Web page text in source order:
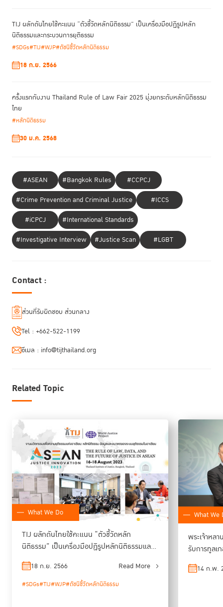
จากคะแนนเต็ม 1 คะแนน จัดอยู่ในอันดับที่ 82 จาก 142 ประเทศทั่วโลก
ถดถอยลงจากปี 2565 ที่ได้คะแนน 0.50 และต่ำที่สุด นับตั้งแต่ปี 2558 ที่
ประเทศไทยเข้าสู่การสำรวจ เมื่อเจาะลึกพบว่า การบังคับใช้กฎหมาย การ
ปราศจากคอร์รัปชัน และประสิทธิภาพของกระบวนการยุติธรรมทางอาญา เป็น
3 ตัวชี้วัดที่ประเทศไทยได้คะแนนน้อยกว่าค่าเฉลี่ยโลกและค่าเฉลี่ยในระดับ
รัฐบาลประกาศฟื้นฟูหลักนิติธรรมเป็นวาระแห่งชาติ
นับเป็นจุดเริ่มต้นที่ดีของประเทศไทย เมื่อฝ่ายบริหารประเทศแถลงนโยบายต่อ
บริหารราชการแผ่นดินในระบอบประชาธิปไตยอันมีพระมหากษัตริย์ทรงเป็น
ถือเป็นการลงทุนในโครงสร้างพื้นฐานทางความคิดและสังคมที่สําคัญของ
ประเทศ เป็นการลงทุนทําให้ประเทศไทยมีหลักนิติธรรมที่น่าเชื่อถือที่ใช้งบ
ประมาณของรัฐน้อยที่สุด แต่ได้ประสิทธิภาพมากที่สุดในการพัฒนาประเทศ”
คุณเศรษฐา ทวีสิน นายกรัฐมนตรี และรัฐมนตรีว่าการกระทรวงการคลัง
ได้ส่งสาสน์มาร่วมแสดงวิสัยทัศน์ในการฟื้นฟูหลักนิติธรรมให้เป็นวาระแห่งชาติ
ผ่านเวทีสาธารณะครั้งนี้ว่า หลักนิติธรรมถูกพูดถึงในเวทีโลกโดยสหประชาชาติ
ว่ามีความสำคัญและควรบรรจุไว้เป็นเป้าหมายหนึ่งของเป้าหมายการพัฒนาที่
เกิดขึ้นอย่างเป็นรูปธรรม ชัดเจน และต่อเนื่องไปในอนาคต
ในวันนี้ รัฐบาลได้รับเกียรติจาก WJP องค์กรนานาชาติที่สำคัญอีกแห่งหนึ่ง
นอกเหนือจากสหประชาชาติ มาทำให้หลักนิติธรรมสามารถกำหนดประเด็นที่
เป็นรูปธรรม จับต้องได้ วัดผลได้ ด้วยการสำรวจค่าคะแนนดัชนีชี้วัดหลัก
นิติธรรมเป็นประจำทุกปี ซึ่งจะกลายเป็นผลตอบรับกลับมาหาหน่วยงานรัฐและ
หน่วยงานอื่น ๆ เพื่อสะท้อนถึงเสียงของประชาชนและองค์กรชั้นนำอีกมากมาย
บริษัทยักษ์ใหญ่ระดับโลก
เป็นธรรม อีกด้านหนึ่ง การมีหลักนิติธรรมจะเป็นหนึ่งในกลไกสำคัญที่ช่วยขจัด
กล้าที่จะร้องเรียน เป็นการสนับสนุนการป้องกันและปราบปรามการคอร์รัปชันไป
พร้อม ๆ กัน
อีกประเด็นที่ช่วยเสริมความโปร่งใสได้ คือการนำเทคโนโลยี Open
Governmentมาเสริมความโปร่งใสให้กับส่วนราชการ ซึ่งรัฐบาลจะให้ความ
สำคัญต่อการวางโครงสร้างพื้นฐานด้านข้อมูลและการเปิดชุดข้อมูลของหน่วย
งานรัฐที่ทำให้เข้าถึงได้แบบ Open Data ทำให้ประชาชนทุกคนเข้าถึง วิเคราะห์
และสะท้อนเสียงกลับมา เปรียบเสมือนการเป็นหุ้นส่วนกับภาครัฐในการพัฒนา
“การทำงานเพื่อพัฒนาหลักนิติธรรมให้มีประสิทธิภาพนั้นเป็นเรื่องที่ยาก
ต้องดำเนินการอย่างต่อเนื่อง และต้องใช้เวลา แต่วันนี้เราได้เริ่มทำแล้ว เริ่ม
จุดประกายให้เกิดขึ้นได้ ขอให้เวทีในวันนี้ประสบความสำเร็จ ทำให้ทุกภาคส่วน
ฟื้นฟูหลักนิติธรรมไปด้วยกัน”
กระทรวงยุติธรรม… ขับเคลื่อนความยุติธรรมนำประเทศ
TIJ ผลักดันไทยใช้คะแนน “ตัวชี้วัดหลักนิติธรรม” เป็นเครื่องมือปฏิรูปหลัก
นิติธรรมและกระบวนการยุติธรรม
#SDGs#TIJ#WJP#ดัชนีชี้วัดหลักนิติธรรม
18 ก.ย. 2566
ครั้งแรกกับงาน Thailand Rule of Law Fair 2025 มุ่งยกระดับหลักนิติธรรม
ไทย
#หลักนิติธรรม
30 ม.ค. 2568
#ASEAN #Bangkok Rules
#CCPCJ
#Crime Prevention and Criminal Justice
#ICCS
#iCPCJ
#International Standards
#Investigative Interview
#Justice Scan #LGBT
Contact :
ส่วนที่รับผิดชอบ ส่วนกลาง
Tel : +662-522-1199
อีเมล : info@tijthailand.org
Related Topic
What We Do
TIJ ผลักดันไทยใช้คะแนน “ตัวชี้วัดหลัก
นิติธรรม” เป็นเครื่องมือปฏิรูปหลักนิติธรรมและ
กระบวนการยุติธรรม
18 ก.ย. 2566 Read More
#SDGs#TIJ#WJP#ดัชนีชี้วัดหลักนิติธรรม
What We
พระเจ้าหล
รับการทูลเ
ด้านหลักนิ
เฉียงใต้14 ก.พ.